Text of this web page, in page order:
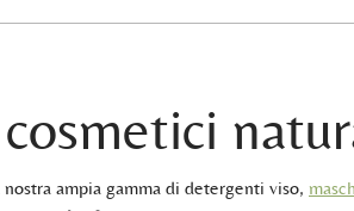
ampia gamma di detergenti viso,